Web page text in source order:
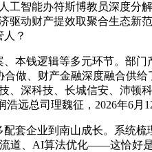
智能办符斯博教员深度分
驱动财产提效取聚合生态
？
钱逻辑等多元环节。部门
做、财产金融深度融合供
、深科技、长城信安、沛
远总司理魏征，2026年6
企业到南山成长。系统梳
道、AI算法优化——这恰好